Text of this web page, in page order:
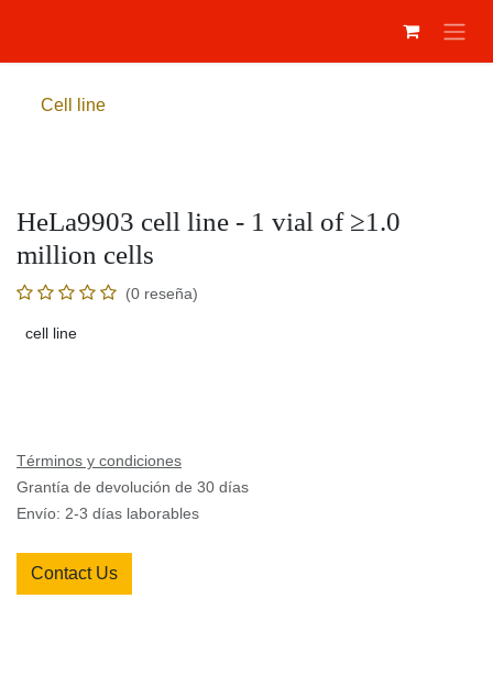
Cell line
HeLa9903 cell line - 1 vial of ≥1.0
million cells
(0 reseña)
cell line
Términos y condiciones
Grantía de devolución de 30 días
Envío: 2-3 días laborables
Contact Us